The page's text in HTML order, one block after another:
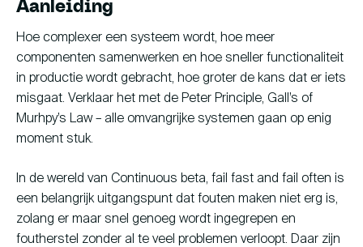
Aanleiding
Hoe complexer een systeem wordt, hoe meer
componenten samenwerken en hoe sneller functionaliteit
in productie wordt gebracht, hoe groter de kans dat er iets
misgaat. Verklaar het met de Peter Principle, Gall’s of
Murhpy’s Law – alle omvangrijke systemen gaan op enig
moment stuk.
In de wereld van Continuous beta, fail fast and fail often is
een belangrijk uitgangspunt dat fouten maken niet erg is,
zolang er maar snel genoeg wordt ingegrepen en
foutherstel zonder al te veel problemen verloopt. Daar zijn